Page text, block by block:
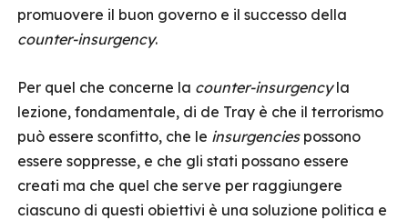
promuovere il buon governo e il successo della
counter-insurgency.
Per quel che concerne la counter-insurgencyla
lezione, fondamentale, di de Tray è che il terrorismo
può essere sconfitto, che le insurgenciespossono
essere soppresse, e che gli stati possano essere
creati ma che quel che serve per raggiungere
ciascuno di questi obiettivi è una soluzione politica e